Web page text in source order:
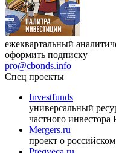
ежеквартальный
оформить подписку
pro@cbonds.info
Спец проекты
Investfunds
универсальный
частного инвестора
Mergers.ru
проект о